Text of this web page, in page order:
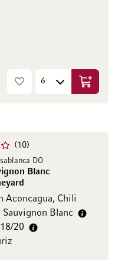
Ajouter
10
DO
Blanc
Aconcagua, Chili
Blanc
20